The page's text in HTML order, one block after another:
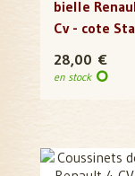
bielle
Cv - cote
28,00 €
en stock